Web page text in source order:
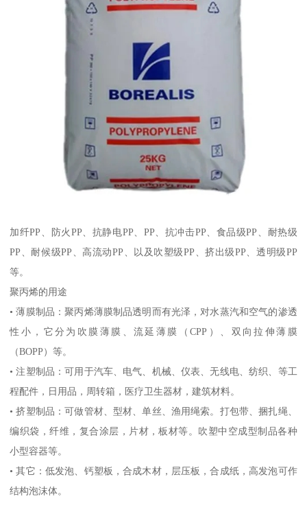
加纤PP 、防火 PP 、抗静电PP PP 、抗冲击PP 、食品级PP 、耐热级
PP 、耐候级PP 、高流动PP 、以及吹塑级PP 、挤出级PP 、透明级PP
等。
聚丙烯的用途
•薄膜制品：聚丙烯薄膜制品透明而有光泽，对水蒸汽和空气的渗透
性小，它分为吹膜薄膜、流延薄膜（CPP ）、双向拉伸薄膜
（BOPP ）等。
•注塑制品：可用于汽车、电气、机械、仪表、无线电、纺织、等工
程配件，日用品，周转箱，医疗卫生器材，建筑材料。
•挤塑制品：可做管材、型材、单丝、渔用绳索。打包带、捆扎绳、
编织袋，纤维，复合涂层，片材，板材等。吹塑中空成型制品各种
小型容器等。
•其它：低发泡、钙塑板，合成木材，层压板，合成纸，高发泡可作
结构泡沫体。